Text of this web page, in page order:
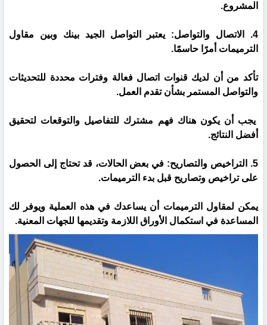
المشروع.
4. الاتصال والتواصل: يعتبر التواصل الجيد بينك وبين مقاول
الترميمات أمرًا حاسمًا.
تأكد من أن لديك قنوات اتصال فعالة وفترات محددة للتحديثات
والتواصل المستمر بشأن تقدم العمل.
يجب أن يكون هناك فهم مشترك للتفاصيل والتوقعات لتحقيق
أفضل النتائج.
5. التراخيص والتصاريح: في بعض الحالات، قد تحتاج إلى الحصول
على تراخيص وتصاريح قبل بدء الترميمات.
يمكن لمقاول الترميمات أن يساعدك في هذه العملية ويوفر لك
المساعدة في استكمال الأوراق اللازمة وتقديمها للجهات المعنية.